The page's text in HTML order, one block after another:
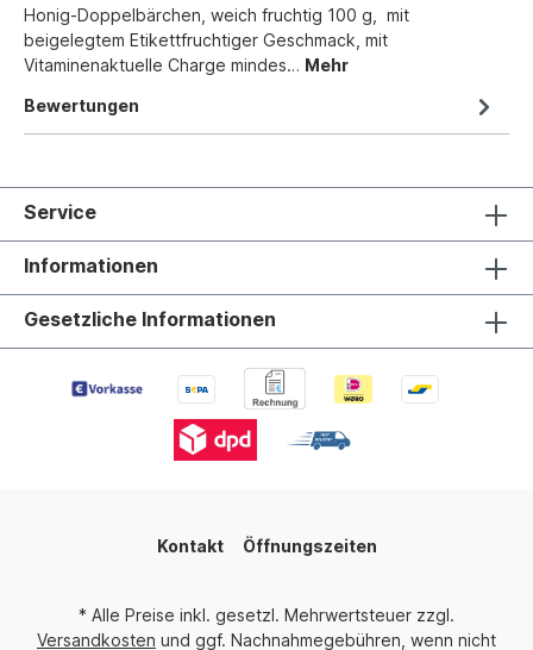
Honig-Doppelbärchen, weich fruchtig 100 g, mit
beigelegtem Etikettfruchtiger Geschmack, mit
Vitaminenaktuelle Charge mindes… Mehr
Bewertungen
Service
Informationen
Gesetzliche Informationen
Kontakt Öffnungszeiten
* Alle Preise inkl. gesetzl. Mehrwertsteuer zzgl.
Versandkosten und ggf. Nachnahmegebühren, wenn nicht